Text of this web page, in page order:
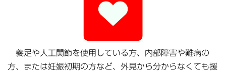
義足や人工関節を使用している方、内部障害や難病の
方、または妊娠初期の方など、外見から分からなくても援